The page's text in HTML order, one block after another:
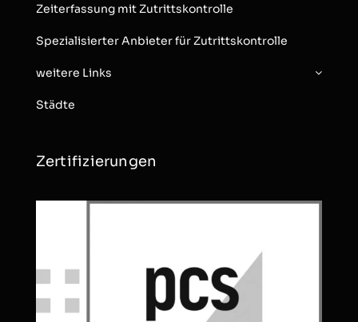
Zeiterfassung mit Zutrittskontrolle
Spezialisierter Anbieter für Zutrittskontrolle
weitere Links
Städte
Zertifizierungen